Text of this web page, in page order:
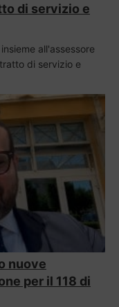
di servizio e
all'assessore
di servizio e
nuove
per il 118 di